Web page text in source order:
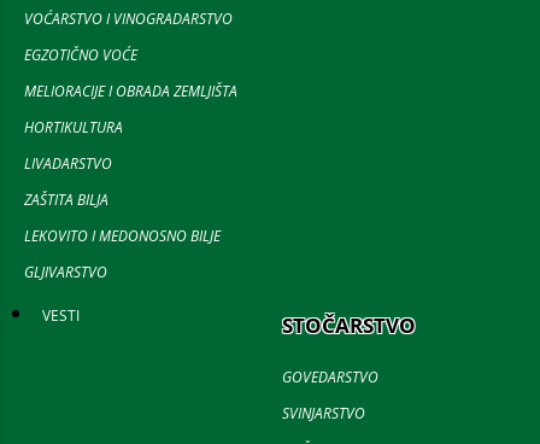
VOĆARSTVO I VINOGRADARSTVO
EGZOTIČNO VOĆE
MELIORACIJE I OBRADA ZEMLJIŠTA
HORTIKULTURA
LIVADARSTVO
ZAŠTITA BILJA
LEKOVITO I MEDONOSNO BILJE
GLJIVARSTVO
VESTI STOČARSTVO
GOVEDARSTVO
SVINJARSTVO